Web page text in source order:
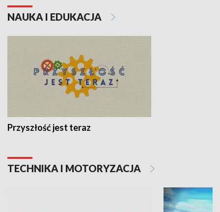
NAUKA I EDUKACJA
Przyszłość jest teraz
TECHNIKA I MOTORYZACJA